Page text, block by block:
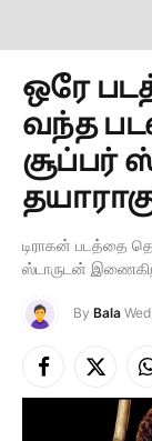
ஒரே
வந்த
சூப்பர்
டிராகன் படத்தை
ஸ்டாருடன்
By Bala
Facebook
X